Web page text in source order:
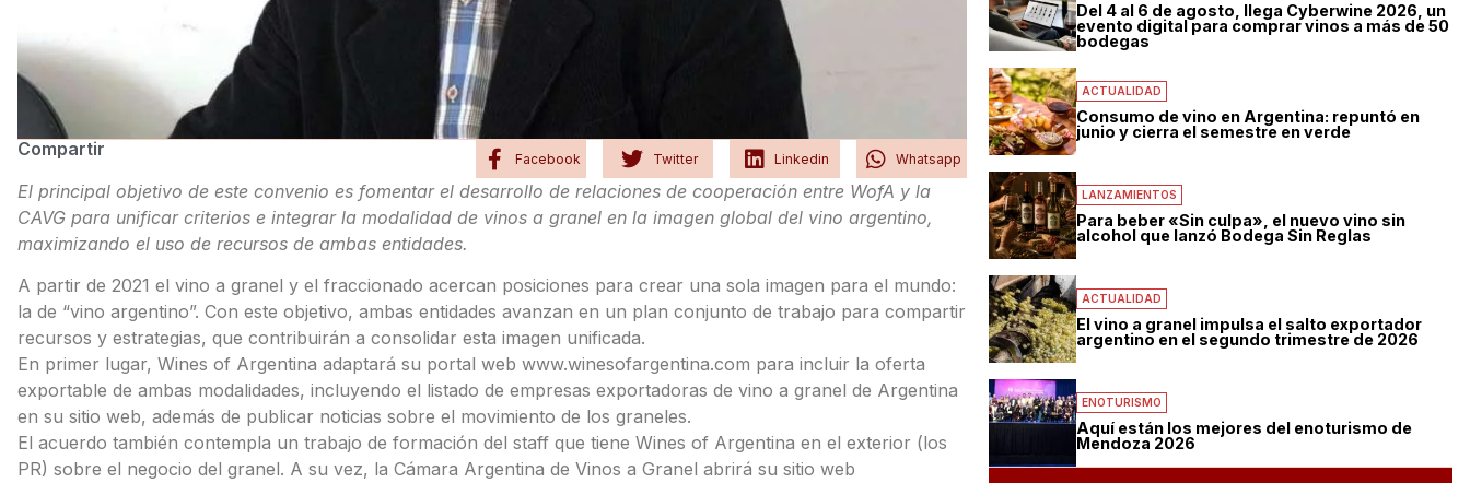
Compartir Facebook Twitter Linkedin Whatsapp
El principal objetivo de este convenio es fomentar el desarrollo de relaciones de cooperación entre WofA y la
CAVG para unificar criterios e integrar la modalidad de vinos a granel en la imagen global del vino argentino,
maximizando el uso de recursos de ambas entidades.
A partir de 2021 el vino a granel y el fraccionado acercan posiciones para crear una sola imagen para el mundo:
la de “vino argentino”. Con este objetivo, ambas entidades avanzan en un plan conjunto de trabajo para compartir
recursos y estrategias, que contribuirán a consolidar esta imagen unificada.
En primer lugar, Wines of Argentina adaptará su portal web www.winesofargentina.com para incluir la oferta
exportable de ambas modalidades, incluyendo el listado de empresas exportadoras de vino a granel de Argentina
en su sitio web, además de publicar noticias sobre el movimiento de los graneles.
El acuerdo también contempla un trabajo de formación del staff que tiene Wines of Argentina en el exterior (los
PR) sobre el negocio del granel. A su vez, la Cámara Argentina de Vinos a Granel abrirá su sitio web
Del 4 al 6 de agosto, llega Cyberwine 2026, un
evento digital para comprar vinos a más de 50
bodegas
ACTUALIDAD
Consumo de vino en Argentina: repuntó en
junio y cierra el semestre en verde
LANZAMIENTOS
Para beber «Sin culpa», el nuevo vino sin
alcohol que lanzó Bodega Sin Reglas
ACTUALIDAD
El vino a granel impulsa el salto exportador
argentino en el segundo trimestre de 2026
ENOTURISMO
Aquí están los mejores del enoturismo de
Mendoza 2026